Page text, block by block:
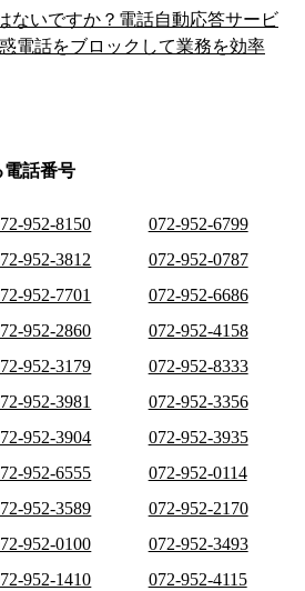
ないですか？電話自動応答サービ
電話をブロックして業務を効率
電話番号
952-8150
072-952-6799
952-3812
072-952-0787
952-7701
072-952-6686
952-2860
072-952-4158
952-3179
072-952-8333
952-3981
072-952-3356
952-3904
072-952-3935
952-6555
072-952-0114
952-3589
072-952-2170
952-0100
072-952-3493
952-1410
072-952-4115